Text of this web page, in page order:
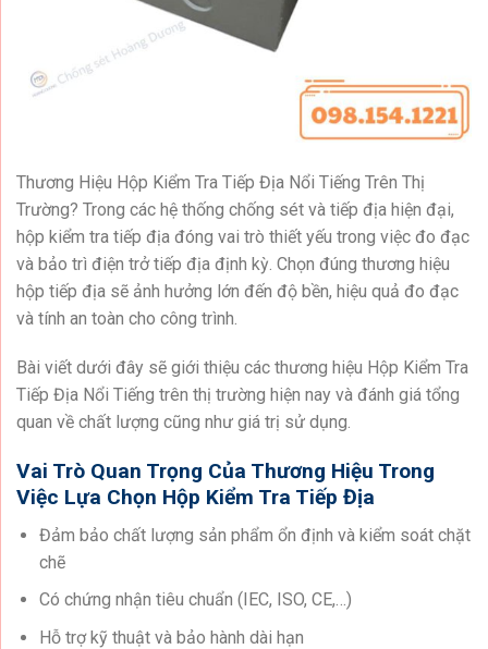
Thương Hiệu Hộp Kiểm Tra Tiếp Địa Nổi Tiếng Trên Thị
Trường? Trong các hệ thống chống sét và tiếp địa hiện đại,
hộp kiểm tra tiếp địa đóng vai trò thiết yếu trong việc đo đạc
và bảo trì điện trở tiếp địa định kỳ. Chọn đúng thương hiệu
hộp tiếp địa sẽ ảnh hưởng lớn đến độ bền, hiệu quả đo đạc
và tính an toàn cho công trình.
Bài viết dưới đây sẽ giới thiệu các thương hiệu Hộp Kiểm Tra
Tiếp Địa Nổi Tiếng trên thị trường hiện nay và đánh giá tổng
quan về chất lượng cũng như giá trị sử dụng.
Vai Trò Quan Trọng Của Thương Hiệu Trong
Việc Lựa Chọn Hộp Kiểm Tra Tiếp Địa
Đảm bảo chất lượng sản phẩm ổn định và kiểm soát chặt
chẽ
Có chứng nhận tiêu chuẩn (IEC, ISO, CE,…)
Hỗ trợ kỹ thuật và bảo hành dài hạn